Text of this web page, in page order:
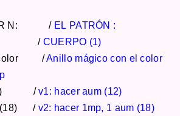
E R N: / EL PATRÓN :
/CUERPO (1)
color /Anillo mágico con el color
(12) /v1: hacer aum (12)
(18) /v2: hacer 1mp, 1 aum (18)